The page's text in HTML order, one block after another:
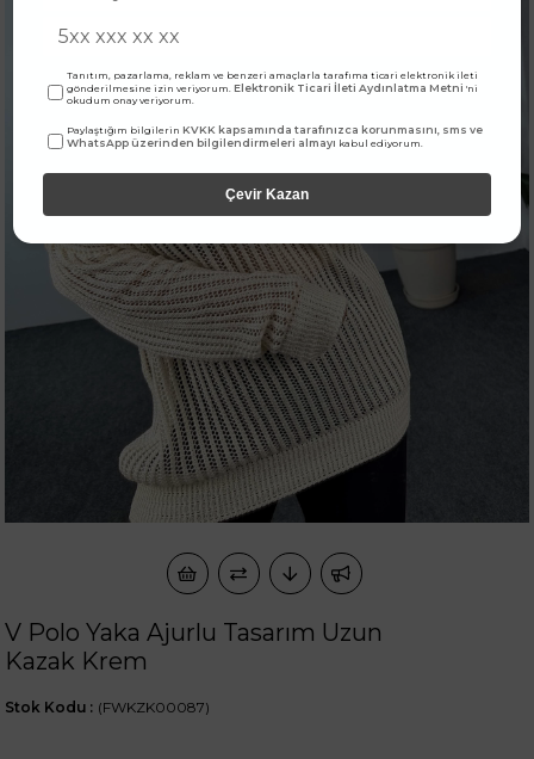
V Polo Yaka Ajurlu Tasarım Uzun
Kazak Krem
(FWKZK00087)
Stok Kodu
Tanıtım, pazarlama, reklam ve benzeri amaçlarla tarafıma ticari elektronik ileti
gönderilmesine izin veriyorum.Elektronik Ticari İleti Aydınlatma Metni 'ni
okudum onay veriyorum.
Paylaştığım bilgilerinKVKK kapsamında tarafınızca korunmasını, sms ve
WhatsApp üzerinden bilgilendirmeleri almayı kabul ediyorum.
Çevir Kazan